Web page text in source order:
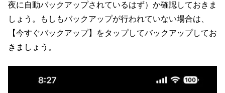
夜に自動バックアップされているはず）か確認しておきま
しょう。もしもバックアップが行われていない場合は、
【今すぐバックアップ】をタップしてバックアップしてお
きましょう。